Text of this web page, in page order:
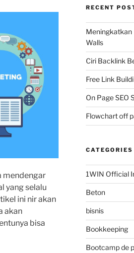
mendengar
yang selalu
ini nir akan
akan
bisa
RECENT
Meningkatkan
Walls
Ciri Backlink
Free Link
On Page SEO
Flowchart off
CATEGORIES
1WIN Official
Beton
bisnis
Bookkeeping
Bootcamp de